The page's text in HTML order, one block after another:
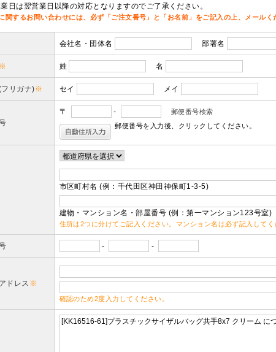
日は翌営業日以降の対応となりますのでご了承ください。
関するお問い合わせには、必ず「ご注文番号」と「お名前」をご記入の上、メール
会社名・団体名 部署名
※ 姓 名
フリガナ)※ セイ メイ
〒 -
郵便番号検索
郵便番号を入力後、クリックしてください。
市区町村名 (例：千代田区神田神保町1-3-5)
建物・マンション名・部屋番号 (例：第一マンション123号室)
住所は2つに分けてご記入ください。マンション名は必ず記入してく
- -
ドレス ※
確認のため2度入力してください。